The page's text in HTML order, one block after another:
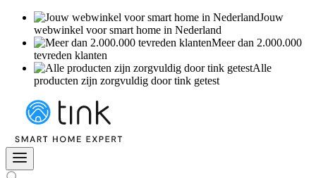
Jouw
webwinkel voor smart home in Nederland
Meer dan 2.000.000
tevreden klanten
Alle
producten zijn zorgvuldig door tink getest